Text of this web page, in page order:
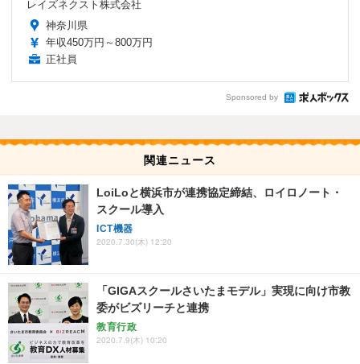
レイズネクスト株式会社
神奈川県
年収450万円～800万円
正社員
Sponsored by
関連ニュース
LoiLoと横浜市が連携協定締結、ロイロノート・
スクール導入
ICT機器
2020.7.30(木) 12:20
「GIGAスクールさいたまモデル」実現に向け市教
委がビズリーチと連携
教育行政
2020.7.9(木) 10:20